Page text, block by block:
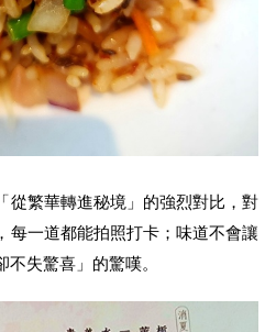
繁華轉進秘境」的強烈對比， 對
每一道都能拍照打卡；味道不會讓
失驚喜」的驚嘆。